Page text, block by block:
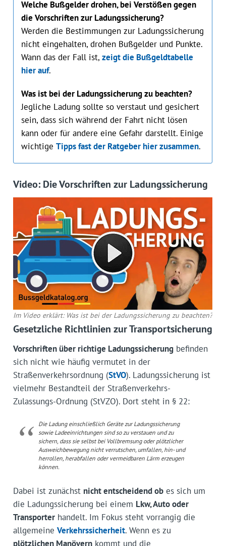
Welche Bußgelder drohen, bei Verstößen gegen
die Vorschriften zur Ladungssicherung?
Werden die Bestimmungen zur Ladungssicherung
nicht eingehalten, drohen Bußgelder und Punkte.
Wann das der Fall ist, zeigt die Bußgeldtabelle
hier auf.
Was ist bei der Ladungssicherung zu beachten?
Jegliche Ladung sollte so verstaut und gesichert
sein, dass sich während der Fahrt nicht lösen
kann oder für andere eine Gefahr darstellt. Einige
wichtige Tipps fast der Ratgeber hier zusammen.
Video: Die Vorschriften zur Ladungssicherung
Im Video erklärt: Was ist bei der Ladungssicherung zu beachten?
Gesetzliche Richtlinien zur Transportsicherung
Vorschriften über richtige Ladungssicherungbefinden
sich nicht wie häufig vermutet in der
Straßenverkehrsordnung (StVO). Ladungssicherung ist
vielmehr Bestandteil der Straßenverkehrs-
Zulassungs-Ordnung (StVZO). Dort steht in § 22:
Die Ladung einschließlich Geräte zur Ladungssicherung
sowie Ladeeinrichtungen sind so zu verstauen und zu
sichern, dass sie selbst bei Vollbremsung oder plötzlicher
Ausweichbewegung nicht verrutschen, umfallen, hin- und
herrollen, herabfallen oder vermeidbaren Lärm erzeugen
können.
Dabei ist zunächst nicht entscheidend obes sich um
die Ladungssicherung bei einem Lkw, Auto oder
Transporterhandelt. Im Fokus steht vorrangig die
allgemeine Verkehrssicherheit. Wenn es zu
plötzlichen Manövernkommt und die